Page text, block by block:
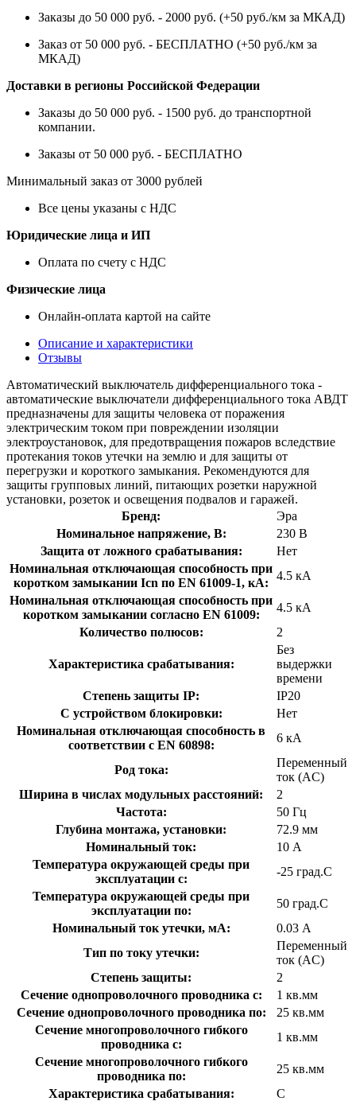
Заказы до 50 000 руб. - 2000 руб. (+50 руб./км за МКАД)
Заказ от 50 000 руб. - БЕСПЛАТНО (+50 руб./км за
МКАД)
Доставки в регионы Российской Федерации
Заказы до 50 000 руб. - 1500 руб. до транспортной
компании.
Заказы от 50 000 руб. - БЕСПЛАТНО
Минимальный заказ от 3000 рублей
Все цены указаны с НДС
Юридические лица и ИП
Оплата по счету с НДС
Физические лица
Онлайн-оплата картой на сайте
Описание и характеристики
Отзывы
Автоматический выключатель дифференциального тока -
автоматические выключатели дифференциального тока АВДТ
предназначены для защиты человека от поражения
электрическим током при повреждении изоляции
электроустановок, для предотвращения пожаров вследствие
протекания токов утечки на землю и для защиты от
перегрузки и короткого замыкания. Рекомендуются для
защиты групповых линий, питающих розетки наружной
установки, розеток и освещения подвалов и гаражей.
Бренд:
Эра
Номинальное напряжение, В:
230 В
Защита от ложного срабатывания:
Нет
Номинальная отключающая способность при
коротком замыкании Icn по EN 61009-1, кА:
4.5 кА
Номинальная отключающая способность при
коротком замыкании согласно EN 61009:
4.5 кА
Количество полюсов:
2
Характеристика срабатывания:
Без
выдержки
времени
Степень защиты IP:
IP20
С устройством блокировки:
Нет
Номинальная отключающая способность в
соответствии с EN 60898:
6 кА
Род тока:
Переменный
ток (AC)
Ширина в числах модульных расстояний:
2
Частота:
50 Гц
Глубина монтажа, установки:
72.9 мм
Номинальный ток:
10 А
Температура окружающей среды при
эксплуатации с:
-25 град.C
Температура окружающей cреды при
эксплуатации по:
50 град.C
Номинальный ток утечки, мА:
0.03 А
Тип по току утечки:
Переменный
ток (AC)
Степень защиты:
2
Сечение однопроволочного проводника с:
1 кв.мм
Сечение однопроволочного проводника по:
25 кв.мм
Сечение многопроволочного гибкого
проводника с:
1 кв.мм
Сечение многопроволочного гибкого
проводника по:
25 кв.мм
Характеристика срабатывания:
C